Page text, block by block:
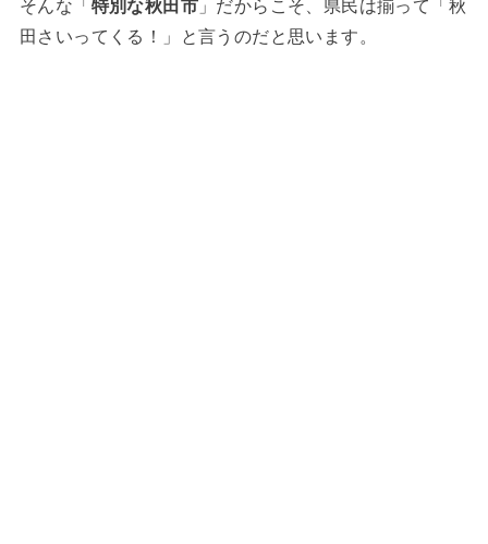
そんな「 特別な秋田市」だからこそ、県民は揃って「秋
田さいってくる！」と言うのだと思います。